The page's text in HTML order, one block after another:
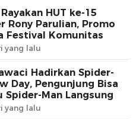
HUT ke-15
Rony Parulian, Promo
Festival Komunitas
yang lalu
Hadirkan Spider-
Day, Pengunjung Bisa
Spider-Man Langsung
yang lalu